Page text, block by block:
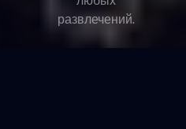
развлечений.